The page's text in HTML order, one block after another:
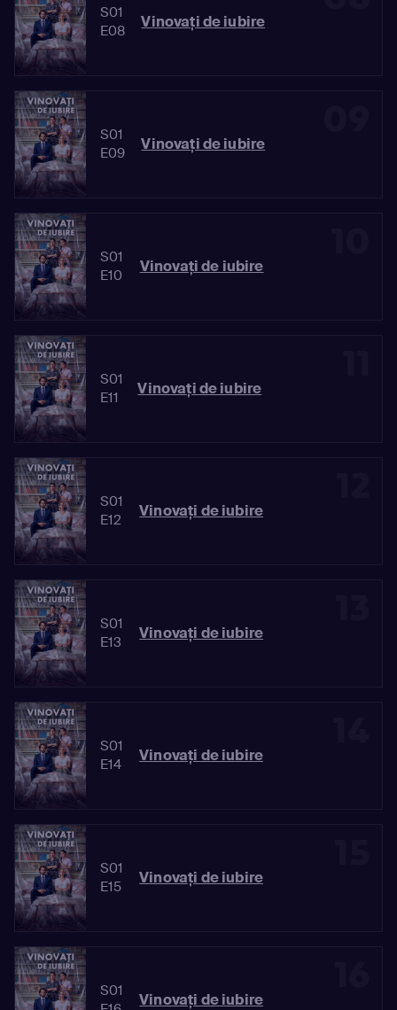
S01
E08
Vinovaţi de iubire
S01
E09
Vinovaţi de iubire
S01
E10
Vinovaţi de iubire
S01
E11
Vinovaţi de iubire
S01
E12
Vinovaţi de iubire
S01
E13
Vinovaţi de iubire
S01
E14
Vinovaţi de iubire
S01
E15
Vinovaţi de iubire
S01
Vinovaţi de iubire